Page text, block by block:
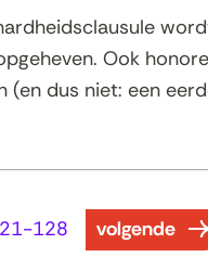
Ook
dus niet: een
128 volgende
resultaten